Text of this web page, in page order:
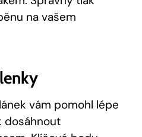
na vašem
vám pomohl lépe
dosáhnout